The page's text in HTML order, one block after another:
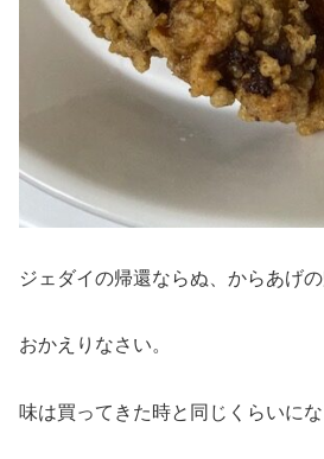
ジェダイの帰還ならぬ、からあげの
おかえりなさい。
味は買ってきた時と同じくらいにな